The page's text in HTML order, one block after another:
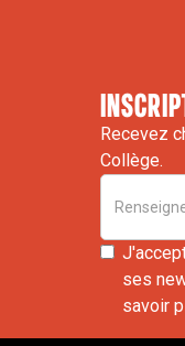
Recevez
Collège.
ses
savoir